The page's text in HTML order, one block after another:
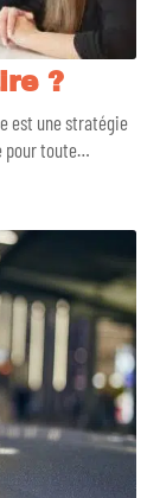
?
est une stratégie
pour toute…